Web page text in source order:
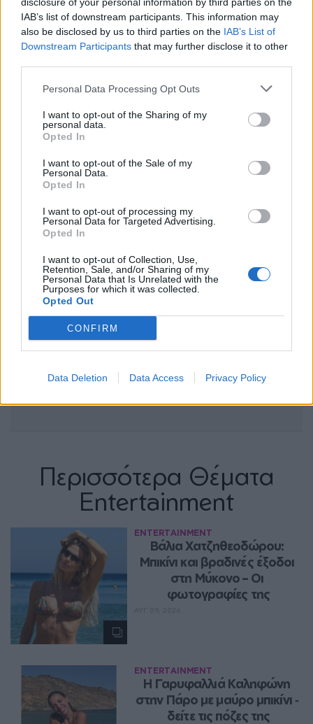
IAB’s list of downstream participants. This information may
also be disclosed by us to third parties on the IAB’s List of
Downstream Participants that may further disclose it to other
Personal Data Processing Opt Outs
I want to opt-out of the Sharing of my
personal data.
Opted In
I want to opt-out of the Sale of my
Personal Data.
Opted In
I want to opt-out of processing my
Personal Data for Targeted Advertising.
Opted In
I want to opt-out of Collection, Use,
Retention, Sale, and/or Sharing of my
Personal Data that Is Unrelated with the
Purposes for which it was collected.
Opted Out
CONFIRM
Data Deletion Data Access Privacy Policy
μάθετε πρώτοι τα πιο hot νέα.
Ακολουθήστε το Pink.gr και στοInstagram
Περισσότερα Θέματα
Entertainment
ENTERTAINMENT
Βάλια Χατζηθεοδώρου:
Μπικίνι και βραδινές έξοδοι
στη Μύκονο – Οι
φωτογραφίες της
ENTERTAINMENT
Η Γαρυφαλλιά Καληφώνη
στην Πάρο με μαύρο μπικίνι ‑
δείτε τις πόζες της